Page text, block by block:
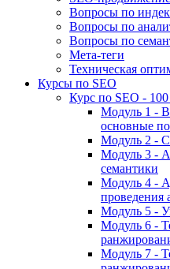
Вопросы по
Вопросы по
Вопросы по
Мета-теги
Техническая
Курсы по SEO
Курс по SEO - 100
Модуль 1 -
основные
Модуль 2 -
Модуль 3 -
семантики
Модуль 4 -
проведения
Модуль 5 -
Модуль 6 -
Модуль 7 -